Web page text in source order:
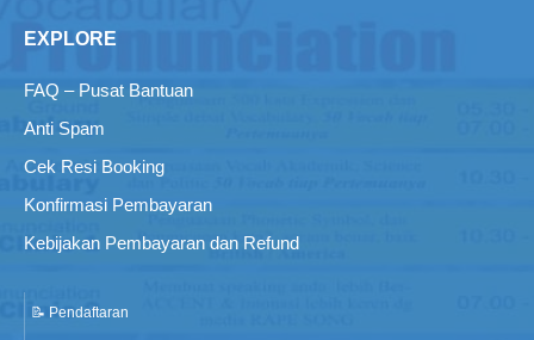
EXPLORE
FAQ – Pusat Bantuan
Anti Spam
Cek Resi Booking
Konfirmasi Pembayaran
Kebijakan Pembayaran dan Refund
📝 Pendaftaran